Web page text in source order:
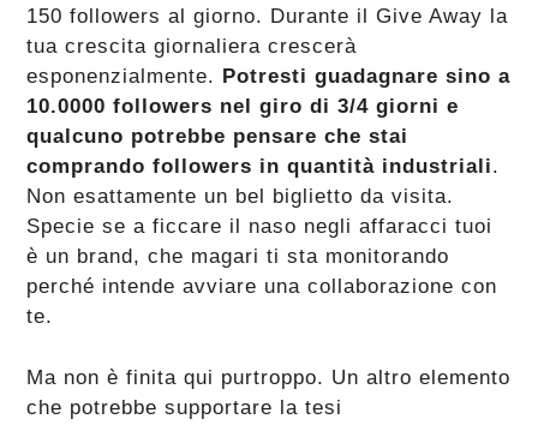
150 followers al giorno. Durante il Give Away la
tua crescita giornaliera crescerà
esponenzialmente. Potresti guadagnare sino a
10.0000 followers nel giro di 3/4 giorni e
qualcuno potrebbe pensare che stai
comprando followers in quantità industriali.
Non esattamente un bel biglietto da visita.
Specie se a ficcare il naso negli affaracci tuoi
è un brand, che magari ti sta monitorando
perché intende avviare una collaborazione con
te.
Ma non è finita qui purtroppo. Un altro elemento
che potrebbe supportare la tesi